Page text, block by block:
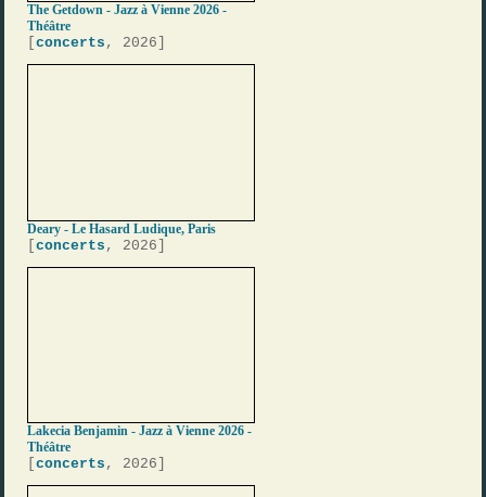
The Getdown - Jazz à Vienne 2026 -
Théâtre
[concerts , 2026]
Deary - Le Hasard Ludique, Paris
[concerts , 2026]
Lakecia Benjamin - Jazz à Vienne 2026 -
Théâtre
[concerts , 2026]